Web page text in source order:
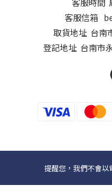
客服信箱
取貨地址 台南
登記地址 台南市
提醒您，我們不會以